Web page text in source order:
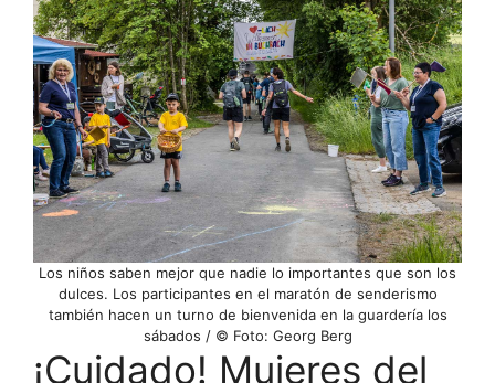
Los niños saben mejor que nadie lo importantes que son los
dulces. Los participantes en el maratón de senderismo
también hacen un turno de bienvenida en la guardería los
sábados / © Foto: Georg Berg
¡Cuidado! Mujeres del